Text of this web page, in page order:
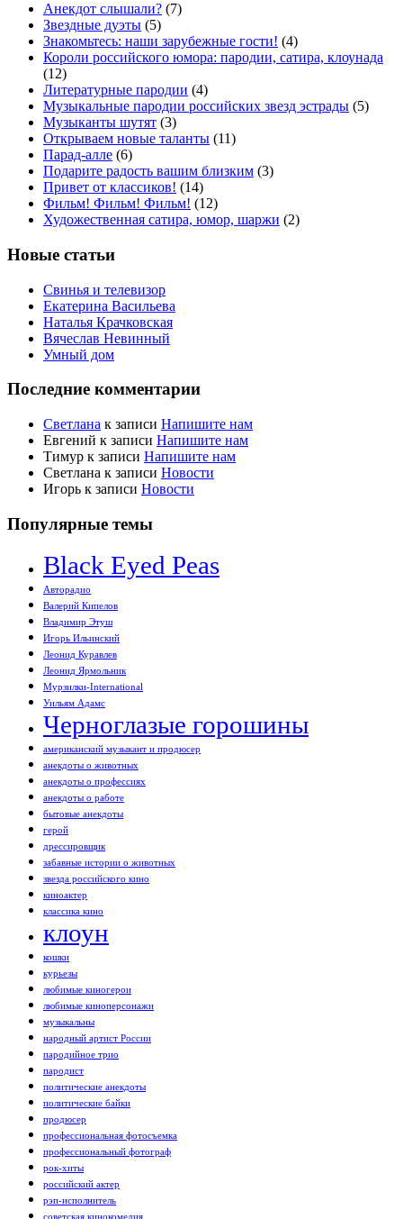
Анекдот слышали? (7)
Звездные дуэты (5)
Знакомьтесь: наши зарубежные гости! (4)
Короли российского юмора: пародии, сатира, клоунада
(12)
Литературные пародии (4)
Музыкальные пародии российских звезд эстрады (5)
Музыканты шутят (3)
Открываем новые таланты (11)
Парад-алле (6)
Подарите радость вашим близким (3)
Привет от классиков! (14)
Фильм! Фильм! Фильм! (12)
Художественная сатира, юмор, шаржи (2)
Новые статьи
Свинья и телевизор
Екатерина Васильева
Наталья Крачковская
Вячеслав Невинный
Умный дом
Последние комментарии
Светлана к записи Напишите нам
Евгений к записи Напишите нам
Тимур к записи Напишите нам
Светлана к записи Новости
Игорь к записи Новости
Популярные темы
Black Eyed Peas
Авторадио
Валерий Кипелов
Владимир Этуш
Игорь Ильинский
Леонид Куравлев
Леонид Ярмольник
Мурзилки-International
Уильям Адамс
Черноглазые горошины
американский музыкант и продюсер
анекдоты о животных
анекдоты о профессиях
анекдоты о работе
бытовые анекдоты
герой
дрессировщик
забавные истории о животных
звезда российского кино
киноактер
классика кино
клоун
кошки
курьезы
любимые киногерои
любимые киноперсонажи
музыкальны
народный артист России
пародийное трио
пародист
политические анекдоты
политические байки
продюсер
профессиональная фотосъемка
профессиональный фотограф
рок-хиты
российский актер
рэп-исполнитель